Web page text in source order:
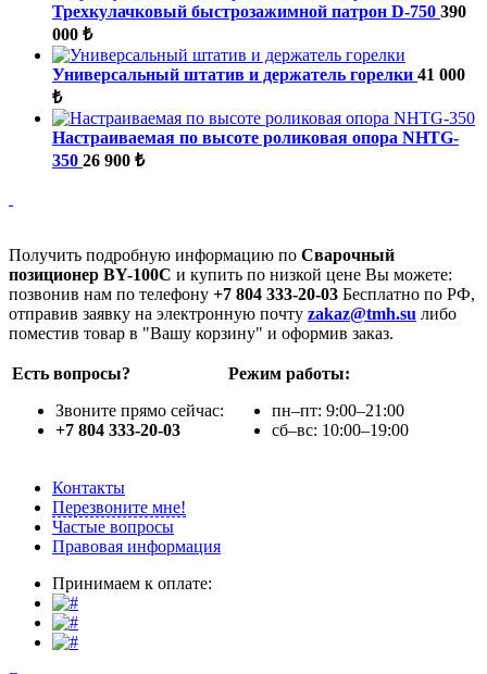
Трехкулачковый быстрозажимной патрон D-750 390
000 ₺
Универсальный штатив и держатель горелки 41 000
₺
Настраиваемая по высоте роликовая опора NHTG-
350 26 900 ₺
Получить подробную информацию по Сварочный
позиционер BY-100C и купить по низкой цене Вы можете:
позвонив нам по телефону +7 804 333-20-03 Бесплатно по РФ,
отправив заявку на электронную почту zakaz@tmh.su либо
поместив товар в "Вашу корзину" и оформив заказ.
Есть вопросы?
Звоните прямо сейчас:
+7 804 333-20-03
Режим работы:
пн–пт: 9:00–21:00
сб–вс: 10:00–19:00
Контакты
Перезвоните мне!
Частые вопросы
Правовая информация
Принимаем к оплате: